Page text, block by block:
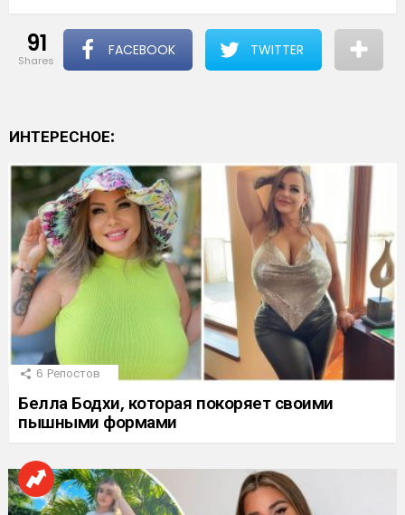
91
shares
FACEBOOK TWITTER
ИНТЕРЕСНОЕ:
6 Репостов
Белла Бодхи, которая покоряет своими
пышными формами